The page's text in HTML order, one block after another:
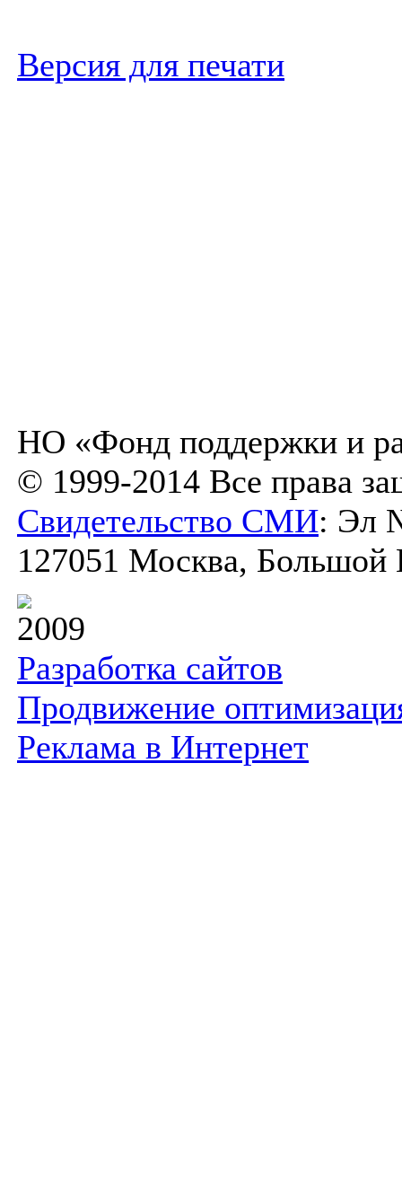
Версия для печати
НО «Фонд поддержки и
© 1999-2014 Все права
Свидетельство СМИ: Эл
127051 Москва, Большой
2009
Разработка сайтов
Продвижение
Реклама в Интернет